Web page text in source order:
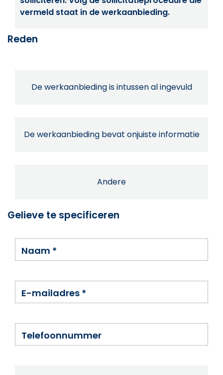
vermeld staat in de werkaanbieding.
Reden
De werkaanbieding is intussen al ingevuld
De werkaanbieding bevat onjuiste informatie
Andere
Gelieve te specificeren
Naam *
E-mailadres *
Telefoonnummer